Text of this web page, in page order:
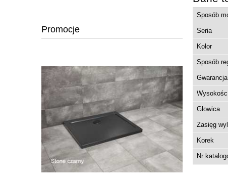
Promocje
Sposób
Seria
Kolor
Sposób
Wysokośc
Głowica
Zasięg
Korek
Nr